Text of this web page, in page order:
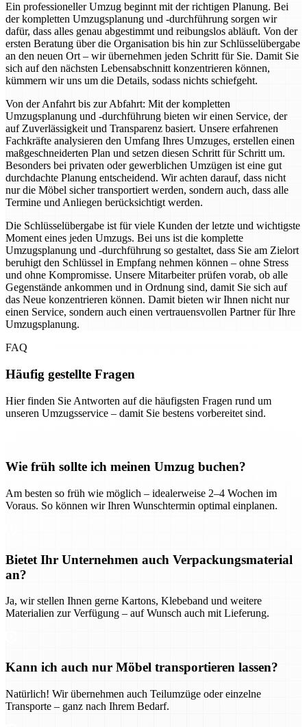
Ein professioneller Umzug beginnt mit der richtigen Planung. Bei
der kompletten Umzugsplanung und -durchführung sorgen wir
dafür, dass alles genau abgestimmt und reibungslos abläuft. Von der
ersten Beratung über die Organisation bis hin zur Schlüsselübergabe
an den neuen Ort – wir übernehmen jeden Schritt für Sie. Damit Sie
sich auf den nächsten Lebensabschnitt konzentrieren können,
kümmern wir uns um die Details, sodass nichts schiefgeht.
Von der Anfahrt bis zur Abfahrt: Mit der kompletten
Umzugsplanung und -durchführung bieten wir einen Service, der
auf Zuverlässigkeit und Transparenz basiert. Unsere erfahrenen
Fachkräfte analysieren den Umfang Ihres Umzuges, erstellen einen
maßgeschneiderten Plan und setzen diesen Schritt für Schritt um.
Besonders bei privaten oder gewerblichen Umzügen ist eine gut
durchdachte Planung entscheidend. Wir achten darauf, dass nicht
nur die Möbel sicher transportiert werden, sondern auch, dass alle
Termine und Anliegen berücksichtigt werden.
Die Schlüsselübergabe ist für viele Kunden der letzte und wichtigste
Moment eines jeden Umzugs. Bei uns ist die komplette
Umzugsplanung und -durchführung so gestaltet, dass Sie am Zielort
beruhigt den Schlüssel in Empfang nehmen können – ohne Stress
und ohne Kompromisse. Unsere Mitarbeiter prüfen vorab, ob alle
Gegenstände ankommen und in Ordnung sind, damit Sie sich auf
das Neue konzentrieren können. Damit bieten wir Ihnen nicht nur
einen Service, sondern auch einen vertrauensvollen Partner für Ihre
Umzugsplanung.
FAQ
Häufig gestellte Fragen
Hier finden Sie Antworten auf die häufigsten Fragen rund um
unseren Umzugsservice – damit Sie bestens vorbereitet sind.
Wie früh sollte ich meinen Umzug buchen?
Am besten so früh wie möglich – idealerweise 2–4 Wochen im
Voraus. So können wir Ihren Wunschtermin optimal einplanen.
Bietet Ihr Unternehmen auch Verpackungsmaterial
an?
Ja, wir stellen Ihnen gerne Kartons, Klebeband und weitere
Materialien zur Verfügung – auf Wunsch auch mit Lieferung.
Kann ich auch nur Möbel transportieren lassen?
Natürlich! Wir übernehmen auch Teilumzüge oder einzelne
Transporte – ganz nach Ihrem Bedarf.